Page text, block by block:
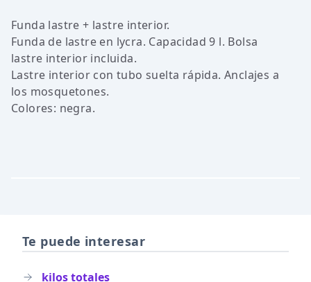
Funda lastre + lastre interior.
Funda de lastre en lycra. Capacidad 9 l. Bolsa
lastre interior incluida.
Lastre interior con tubo suelta rápida. Anclajes a
los mosquetones.
Colores: negra.
Te puede interesar
kilos totales